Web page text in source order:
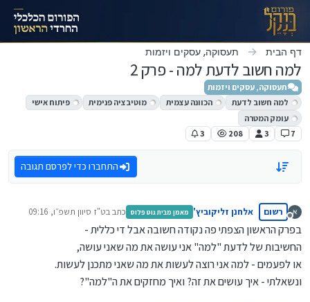
דילוג לתוכן
דף הבית תעסוקה, עסקים ויזמות
למה חשוב לדעת למה - פרק 2
תעסוקה, עסקים ויזמות
למה חשוב לדעת
הכוונה עצמית מוטיבציה פנימית
פיתוח אישי
עומק המטרה
7
3
208
3
התחברו כדי לפרסם תגובה
מנותק
רשום אלחנן זליקוביץ' מאמן מבית גוט פלוס כתב בט"ז סיוון תשפ״ו, 09:16
נערך לאחרונה על ידי
בפרק הראשון הצפתי פה נקודה חשובה אבל די כללית -
החשיבות של לדעת "למה" אני עושה את מה שאני עושה,
או לפעמים - למה אני רוצה לעשות את מה שאני מתכנן לעשות.
ונשאלתי - איך עושים את זה? ואיך מחזקים את ה"למה"?